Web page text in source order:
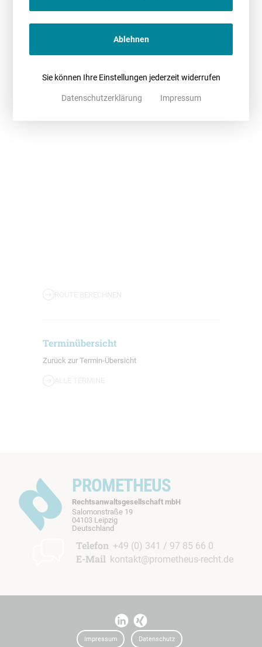
BWE
InterCityHotel Hamburg Hauptbahnhof
ROUTE BERECHNEN
Terminübersicht
Zurück zur Termin-Übersicht
ALLE TERMINE
PROMETHEUS
Rechtsanwaltsgesellschaft mbH
Salomonstraße 19
04103 Leipzig
Deutschland
b
Telefon +49 (0) 341 / 97 85 66 0
E-Mail kontakt@prometheus-recht.de
Impressum Datenschutz
Ablehnen
Sie können Ihre Einstellungen jederzeit widerrufen
Datenschutzerklärung Impressum